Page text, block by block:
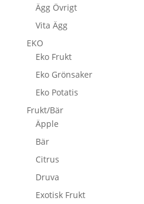
Ägg Övrigt
Vita Ägg
EKO
Eko Frukt
Eko Grönsaker
Eko Potatis
Frukt/Bär
Äpple
Bär
Citrus
Druva
Exotisk Frukt